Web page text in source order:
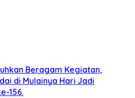
Beragam Kegiatan,
di Mulainya Hari Jadi
156.